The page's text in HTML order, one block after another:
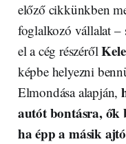
előző cikkünkben
foglalkozó vállalat –
el a cég részéről
képbe helyezni
Elmondása alapján,
autót bontásra, ők
ha épp a másik